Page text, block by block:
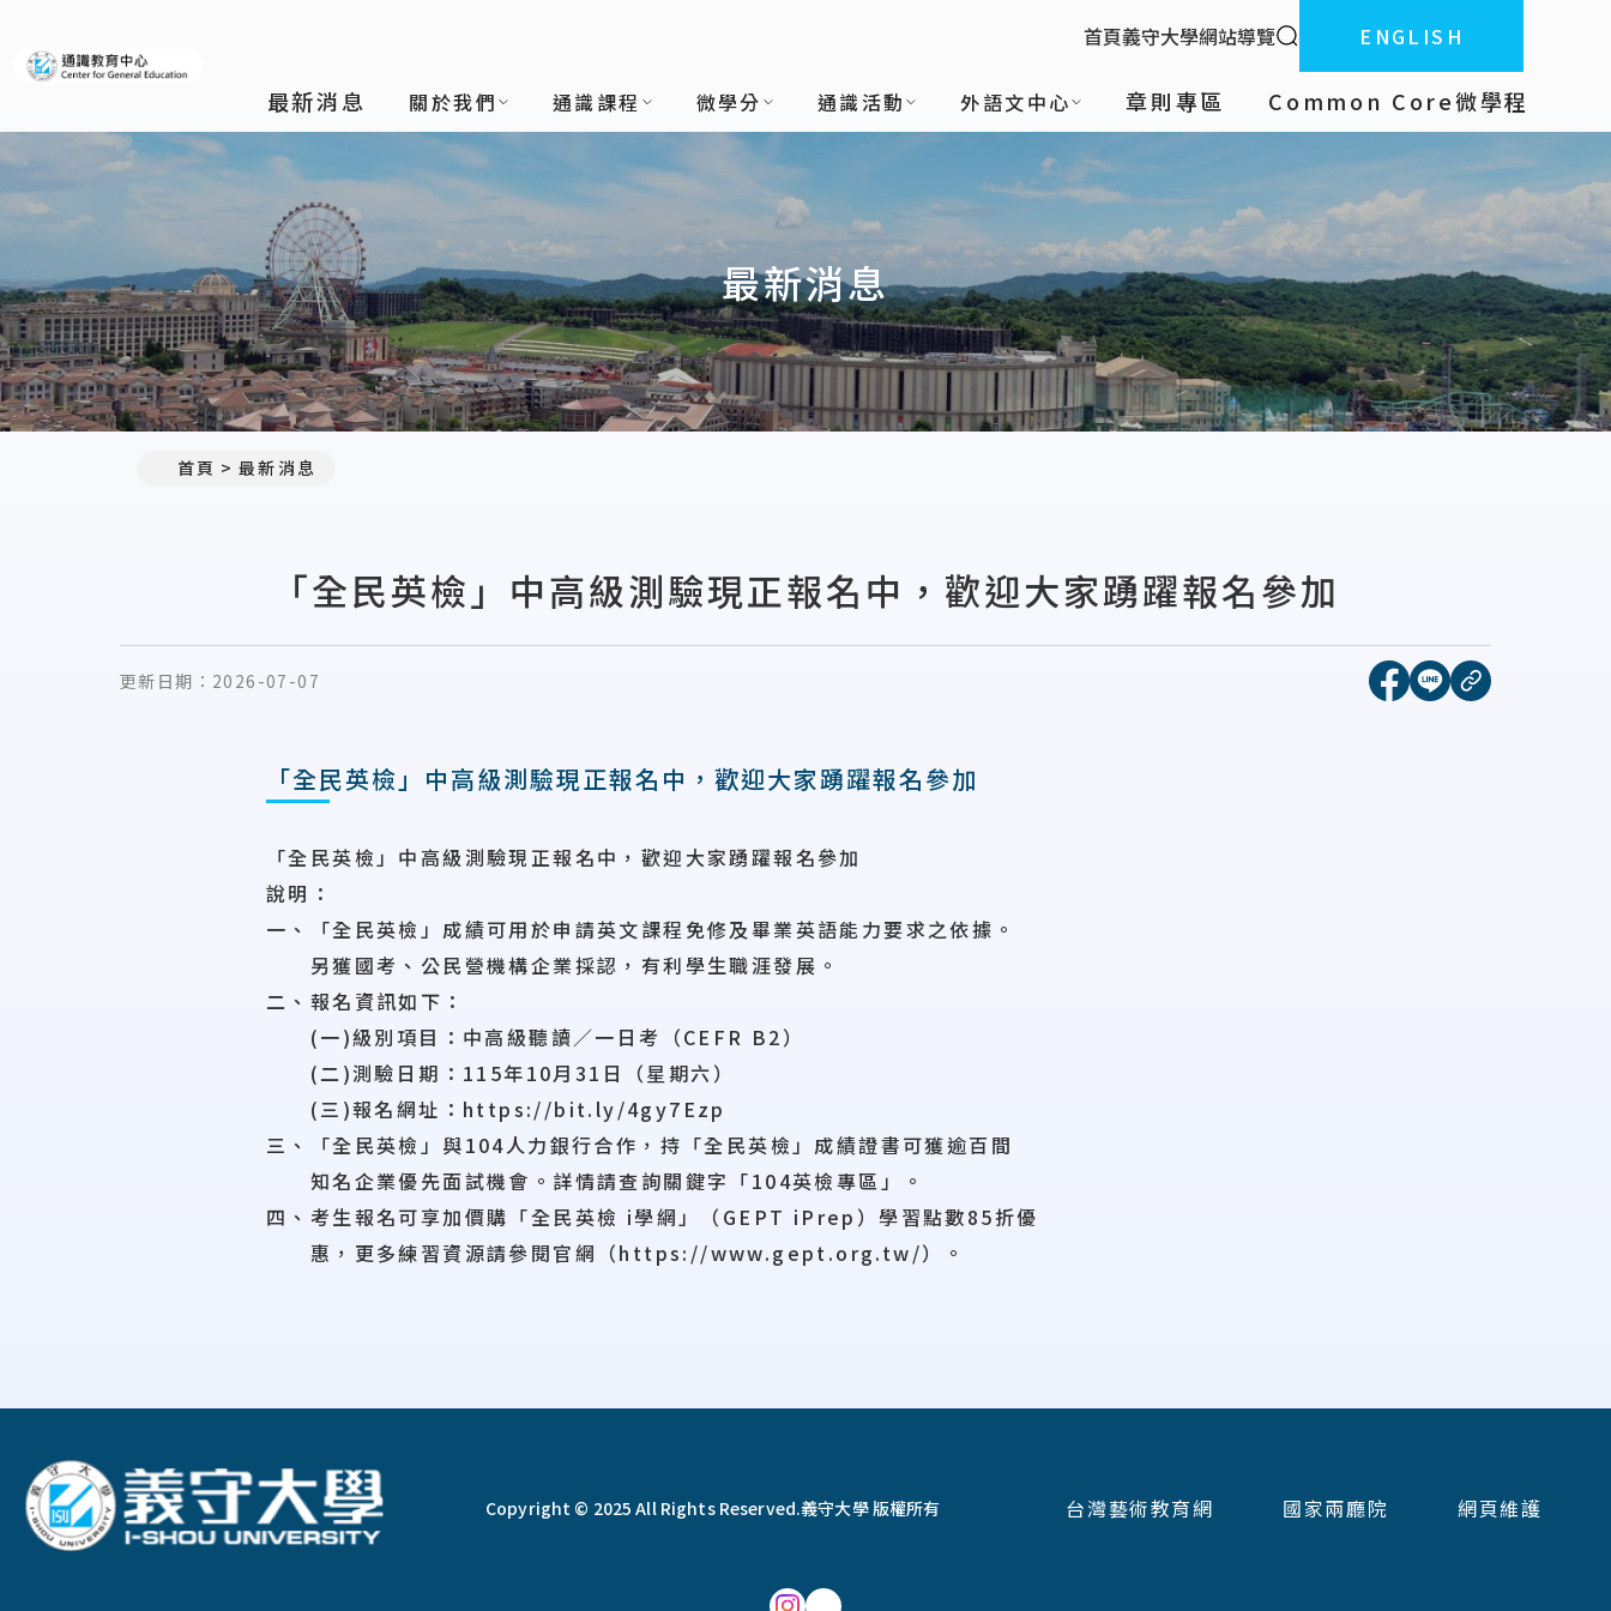
:::
首頁義守大學網站導覽 全站搜索ENGLISH
最新消息 關於我們 通識課程 微學分 通識活動 外語文中心 章則專區 Common Core微學程
最新消息
首頁 最新消息
「全民英檢」中高級測驗現正報名中，歡迎大家踴躍報名參加
更新日期： 2026-07-07 [另開新視窗]分享到
[另開新視窗]分享
複製連結
「全民英檢」中高級測驗現正報名中，歡迎大家踴躍報名參加
「全民英檢」中高級測驗現正報名中，歡迎大家踴躍報名參加
說明：
一、「全民英檢」成績可用於申請英文課程免修及畢業英語能力要求之依據。
另獲國考、公民營機構企業採認，有利學生職涯發展。
二、報名資訊如下：
(一)級別項目：中高級聽讀／一日考（CEFR B2）
(二)測驗日期：115年10月31日（星期六）
(三)報名網址：https://bit.ly/4gy7Ezp
三、「全民英檢」與104人力銀行合作，持「全民英檢」成績證書可獲逾百間
知名企業優先面試機會。詳情請查詢關鍵字「104英檢專區」。
四、考生報名可享加價購「全民英檢 i學網」（GEPT iPrep）學習點數85折優
惠，更多練習資源請參閱官網（https://www.gept.org.tw/）。
Copyright © 2025 All Rights Reserved.義守大學 版權所有 台灣藝術教育網 國家兩廳院 網頁維護